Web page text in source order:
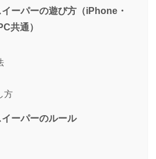
ーパーの遊び方（iPhone・
共通）
方
ーパーのルール